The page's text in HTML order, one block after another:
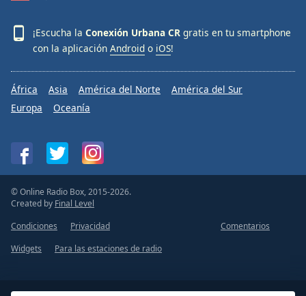
¡Escucha la Conexión Urbana CR gratis en tu smartphone
con la aplicación Android o iOS!
África Asia América del Norte
América del Sur
Europa
Oceanía
© Online Radio Box, 2015-2026.
Created by Final Level
Condiciones
Privacidad
Comentarios
Widgets
Para las estaciones de radio